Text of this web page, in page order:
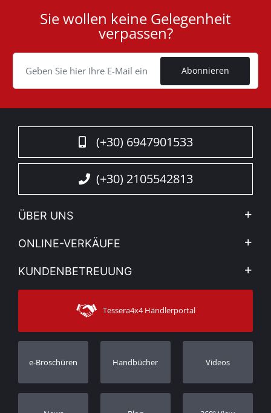
Cookie
Sie wollen keine Gelegenheit
verpassen?
Abonnieren
(+30) 6947901533
(+30) 2105542813
ÜBER UNS
Firma
Sehen Sie unsere Nachrichten
Sitemap
ONLINE-VERKÄUFE
Mein Konto
Versandarten
KUNDENBETREUUNG
Kontakt
Kundendienst
Bestellung verfolgen
Händler
Tessera4x4 Händlerportal
e-Broschüren Handbücher Videos